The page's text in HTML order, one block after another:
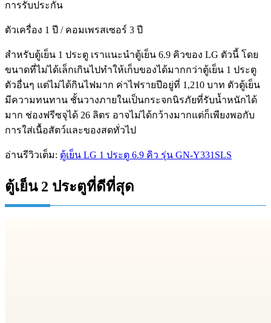
การรับประกัน
ตัวเครื่อง 1 ปี / คอมเพรสเซอร์ 3 ปี
สำหรับตู้เย็น 1 ประตู เราแนะนำตู้เย็น 6.9 คิวของ LG ตัวนี้ โดย
ขนาดที่ไม่ได้เล็กเกินไปทำให้เก็บของได้มากกว่าตู้เย็น 1 ประตู
ตัวอื่นๆ แต่ไม่ได้กินไฟมาก ค่าไฟรายปีอยู่ที่ 1,210 บาท ตัวตู้เย็น
มีความทนทาน ชั้นวางภายในเป็นกระจกนิรภัยที่รับน้ำหนักได้
มาก ช่องฟรีซจุได้ 26 ลิตร อาจไม่ได้กว้างมากแต่ก็เพียงพอกับ
การใส่เนื้อสัตว์และของสดทั่วไป
อ่านรีวิวเต็ม: ตู้เย็น LG 1 ประตู 6.9 คิว รุ่น GN-Y331SLS
ตู้เย็น 2 ประตูที่ดีที่สุด